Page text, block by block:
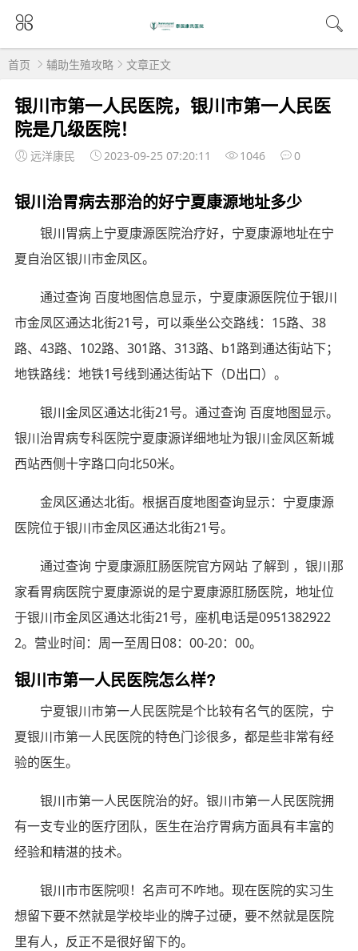
首页 辅助生殖攻略 文章正文
银川市第一人民医院，银川市第一人民医
院是几级医院！
远洋康民 2023-09-25 07:20:11 1046 0
银川治胃病去那治的好宁夏康源地址多少
银川胃病上宁夏康源医院治疗好，宁夏康源地址在宁
夏自治区银川市金凤区。
通过查询 百度地图信息显示，宁夏康源医院位于银川
市金凤区通达北街21号，可以乘坐公交路线：15路、38
路、43路、102路、301路、313路、b1路到通达街站下；
地铁路线：地铁1号线到通达街站下（D出口）。
银川金凤区通达北街21号。通过查询 百度地图显示。
银川治胃病专科医院宁夏康源详细地址为银川金凤区新城
西站西侧十字路口向北50米。
金凤区通达北街。根据百度地图查询显示：宁夏康源
医院位于银川市金凤区通达北街21号。
通过查询 宁夏康源肛肠医院官方网站 了解到 ，银川那
家看胃病医院宁夏康源说的是宁夏康源肛肠医院，地址位
于银川市金凤区通达北街21号，座机电话是0951382922
2。营业时间：周一至周日08：00-20：00。
银川市第一人民医院怎么样?
宁夏银川市第一人民医院是个比较有名气的医院，宁
夏银川市第一人民医院的特色门诊很多，都是些非常有经
验的医生。
银川市第一人民医院治的好。银川市第一人民医院拥
有一支专业的医疗团队，医生在治疗胃病方面具有丰富的
经验和精湛的技术。
银川市市医院呗！名声可不咋地。现在医院的实习生
想留下要不然就是学校毕业的牌子过硬，要不然就是医院
里有人，反正不是很好留下的。